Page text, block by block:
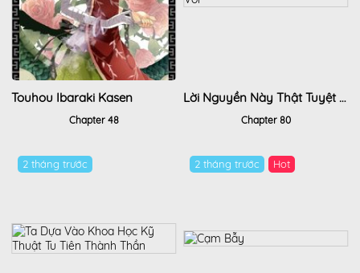
Touhou Ibaraki Kasen
Chapter 48
Lời Nguyền Này Thật Tuyệt Vời
Chapter 80
2 tháng trước 2 tháng trước Hot